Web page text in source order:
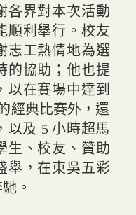
各界對本次活動
順利舉行。校友
志工熱情地為選
的協助；他也提
以在賽場中達到
經典比賽外，還
以及 5 小時超馬
生、校友、贊助
舉，在東吳五彩
。